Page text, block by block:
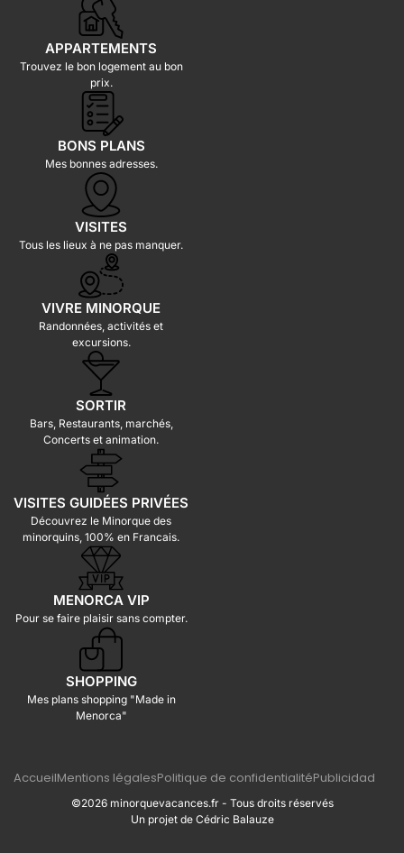
APPARTEMENTS
Trouvez le bon logement au bon
prix.
BONS PLANS
Mes bonnes adresses.
VISITES
Tous les lieux à ne pas manquer.
VIVRE MINORQUE
Randonnées, activités et
excursions.
SORTIR
Bars, Restaurants, marchés,
Concerts et animation.
VISITES GUIDÉES PRIVÉES
Découvrez le Minorque des
minorquins, 100% en Francais.
MENORCA VIP
Pour se faire plaisir sans compter.
SHOPPING
Mes plans shopping "Made in
Menorca"
AccueilMentions légalesPolitique de confidentialitéPublicidad
©2026 minorquevacances.fr - Tous droits réservés
Un projet de Cédric Balauze